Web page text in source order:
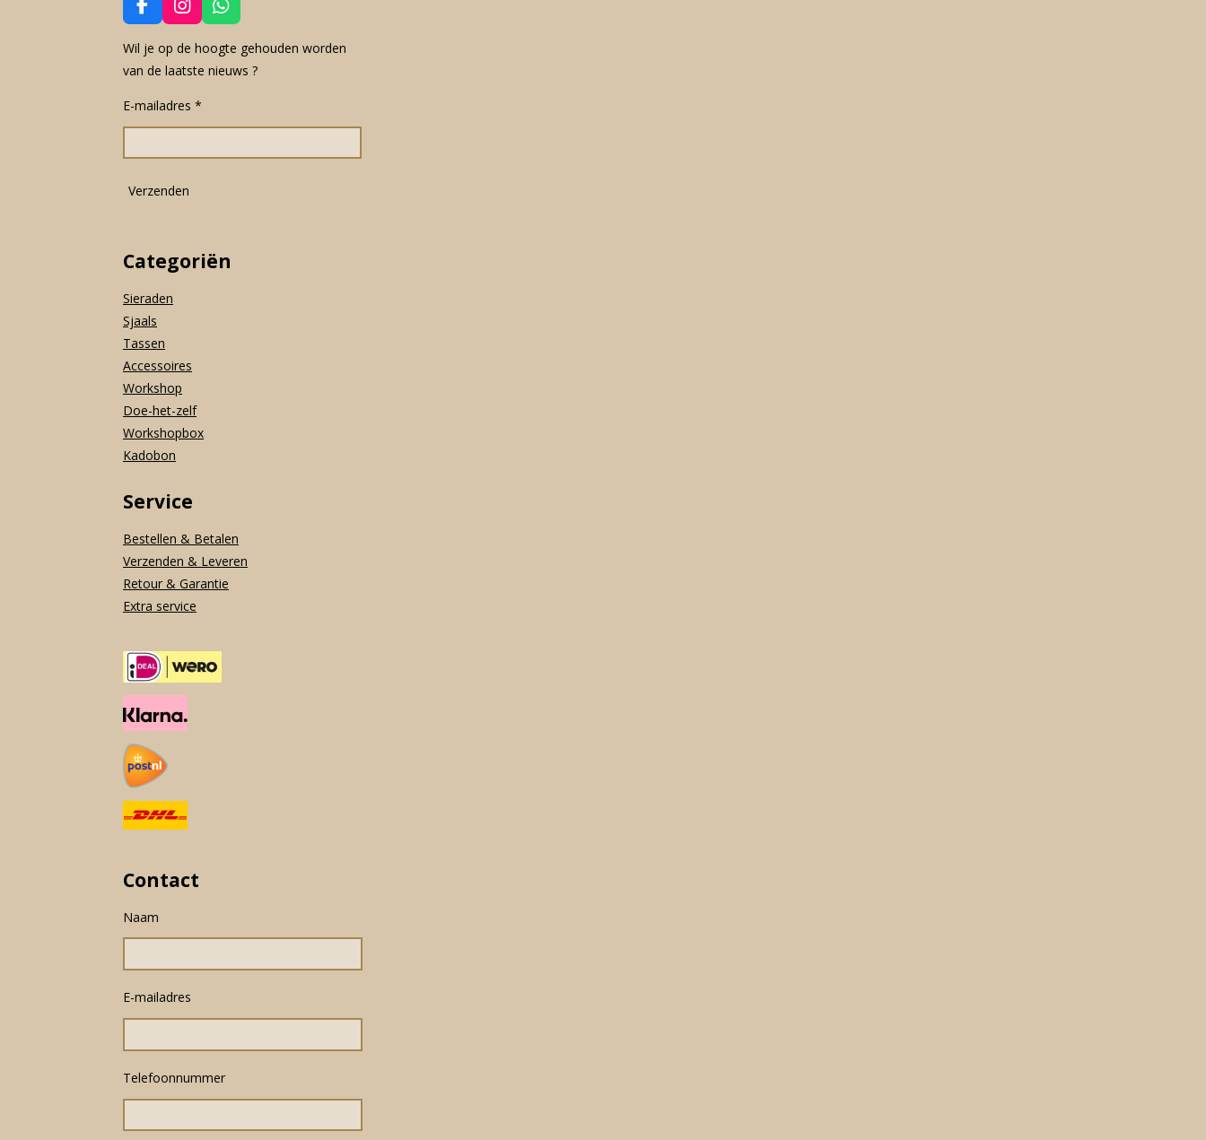
F
a
c
e
o
o
I
n
s
t
g
r
m
W
h
a
t
p
Wil je op de hoogte gehouden worden
van de laatste nieuws ?
E-mailadres *
Verzenden
Categoriën
Sieraden
Sjaals
Tassen
Accessoires
Workshop
Doe-het-zelf
Workshopbox
Kadobon
Service
Bestellen & Betalen
Verzenden & Leveren
Retour & Garantie
Extra service
Contact
Naam
E-mailadres
Telefoonnummer